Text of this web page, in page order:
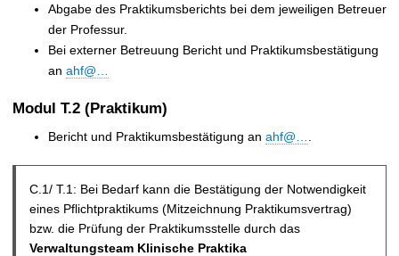
Abgabe des Praktikumsberichts bei dem jeweiligen Betreuer
der Professur.
Bei externer Betreuung Bericht und Praktikumsbestätigung
an ahf@…
Modul T.2 (Praktikum)
Bericht und Praktikumsbestätigung an ahf@…
C.1/ T.1: Bei Bedarf kann die Bestätigung der Notwendigkeit
eines Pflichtpraktikums (Mitzeichnung Praktikumsvertrag)
bzw. die Prüfung der Praktikumsstelle durch das
Verwaltungsteam Klinische Praktika